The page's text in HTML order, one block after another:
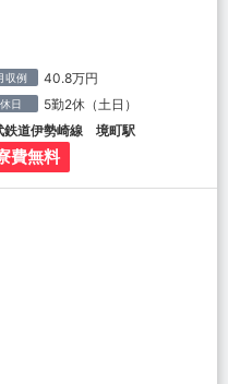
収例 40.8万円
休日 5勤2休（土日）
鉄道伊勢崎線 境町駅
費無料